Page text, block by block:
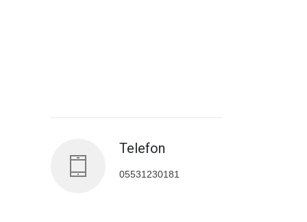
Telefon
05531230181